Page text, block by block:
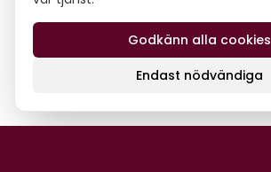
Endast nödvändiga
Godkänn alla cookies